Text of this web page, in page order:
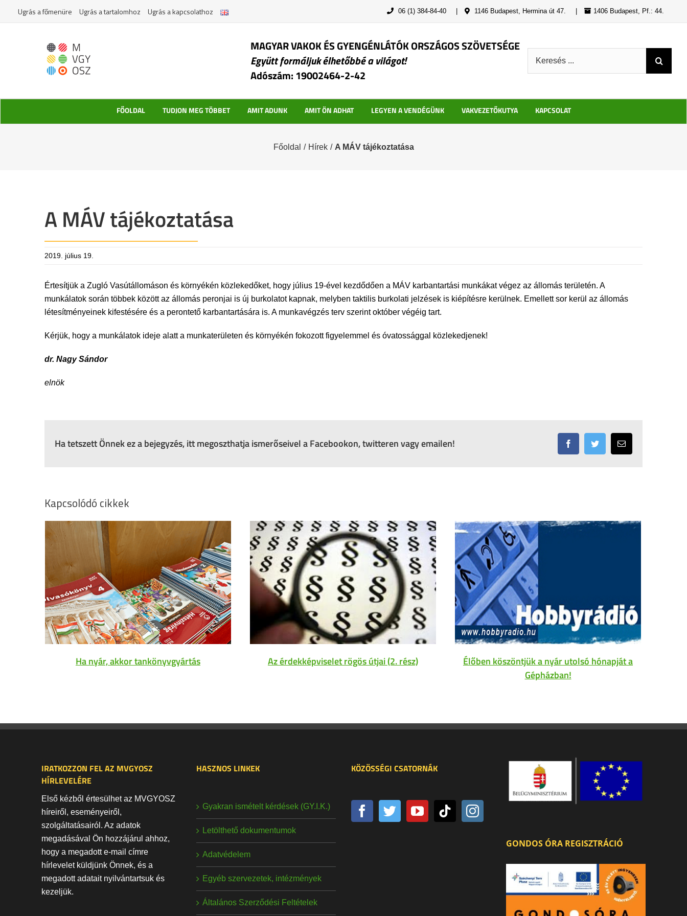
Ugrás a főmenüre Ugrás a tartalomhoz Ugrás a kapcsolathoz 06 (1) 384-84-40 1146 Budapest, Hermina út 47. 1406 Budapest, Pf.: 44.
MAGYAR VAKOK ÉS GYENGÉNLÁTÓK ORSZÁGOS SZÖVETSÉGE
Együtt formáljuk élhetőbbé a világot!
Adószám: 19002464-2-42
FŐOLDAL TUDJON MEG TÖBBET AMIT ADUNK AMIT ÖN ADHAT LEGYEN A VENDÉGÜNK VAKVEZETŐKUTYA KAPCSOLAT
Főoldal / Hírek / A MÁV tájékoztatása
A MÁV tájékoztatása
2019. július 19.
Értesítjük a Zugló Vasútállomáson és környékén közlekedőket, hogy július 19-ével kezdődően a MÁV karbantartási munkákat végez az állomás területén. A
munkálatok során többek között az állomás peronjai is új burkolatot kapnak, melyben taktilis burkolati jelzések is kiépítésre kerülnek. Emellett sor kerül az állomás
létesítményeinek kifestésére és a perontető karbantartására is. A munkavégzés terv szerint október végéig tart.
Kérjük, hogy a munkálatok ideje alatt a munkaterületen és környékén fokozott figyelemmel és óvatossággal közlekedjenek!
dr. Nagy Sándor
elnök
Ha tetszett Önnek ez a bejegyzés, itt megoszthatja ismerőseivel a Facebookon, twitteren vagy emailen! FacebookTwitter Email:
Kapcsolódó cikkek
Ha nyár, akkor tankönyvgyártás Az érdekképviselet rögös útjai (2. rész)
Élőben köszöntjük a nyár utolsó hónapját a
Gépházban!
IRATKOZZON FEL AZ MVGYOSZ
HÍRLEVELÉRE
Első kézből értesülhet az MVGYOSZ
híreiről, eseményeiről,
szolgáltatásairól. Az adatok
megadásával Ön hozzájárul ahhoz,
hogy a megadott e-mail címre
hírlevelet küldjünk Önnek, és a
megadott adatait nyilvántartsuk és
kezeljük.
HASZNOS LINKEK
Gyakran ismételt kérdések (GY.I.K.)
Letölthető dokumentumok
Adatvédelem
Egyéb szervezetek, intézmények
Általános Szerződési Feltételek
KÖZÖSSÉGI CSATORNÁK
GONDOS ÓRA REGISZTRÁCIÓ